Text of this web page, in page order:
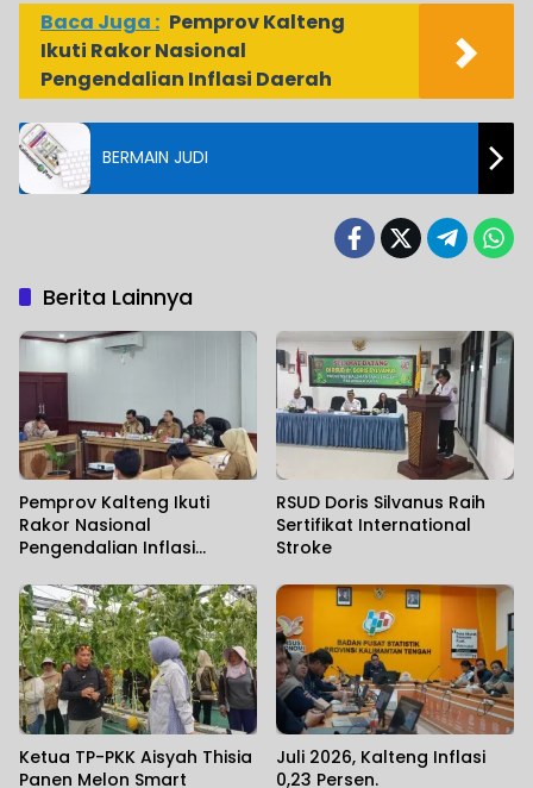
Baca Juga : Pemprov Kalteng
Ikuti Rakor Nasional
Pengendalian Inflasi Daerah
BERMAIN JUDI
Berita Lainnya
Pemprov Kalteng Ikuti
Rakor Nasional
Pengendalian Inflasi
RSUD Doris Silvanus Raih
Sertifikat International
Stroke
Ketua TP-PKK Aisyah Thisia
Panen Melon Smart
Juli 2026, Kalteng Inflasi
0,23 Persen.